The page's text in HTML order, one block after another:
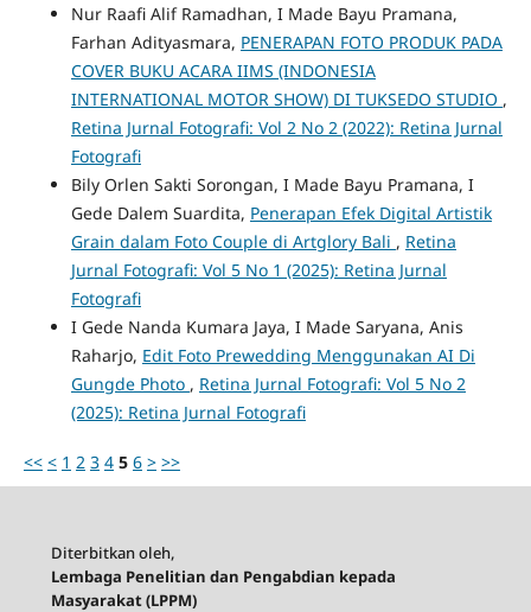
Nur Raafi Alif Ramadhan, I Made Bayu Pramana,
Farhan Adityasmara, PENERAPAN FOTO PRODUK PADA
COVER BUKU ACARA IIMS (INDONESIA
INTERNATIONAL MOTOR SHOW) DI TUKSEDO STUDIO ,
Retina Jurnal Fotografi: Vol 2 No 2 (2022): Retina Jurnal
Fotografi
Bily Orlen Sakti Sorongan, I Made Bayu Pramana, I
Gede Dalem Suardita, Penerapan Efek Digital Artistik
Grain dalam Foto Couple di Artglory Bali , Retina
Jurnal Fotografi: Vol 5 No 1 (2025): Retina Jurnal
Fotografi
I Gede Nanda Kumara Jaya, I Made Saryana, Anis
Raharjo, Edit Foto Prewedding Menggunakan AI Di
Gungde Photo , Retina Jurnal Fotografi: Vol 5 No 2
(2025): Retina Jurnal Fotografi
<< < 1 2 3 4 5 6 > >>
Diterbitkan oleh,
Lembaga Penelitian dan Pengabdian kepada
Masyarakat (LPPM)